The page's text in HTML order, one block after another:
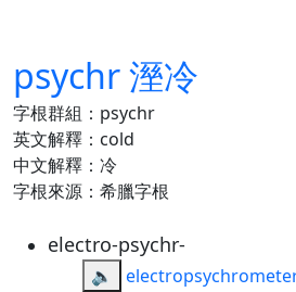
psychr 溼冷
字根群組：psychr
英文解釋：cold
中文解釋：冷
字根來源：希臘字根
electro-psychr-
🔈